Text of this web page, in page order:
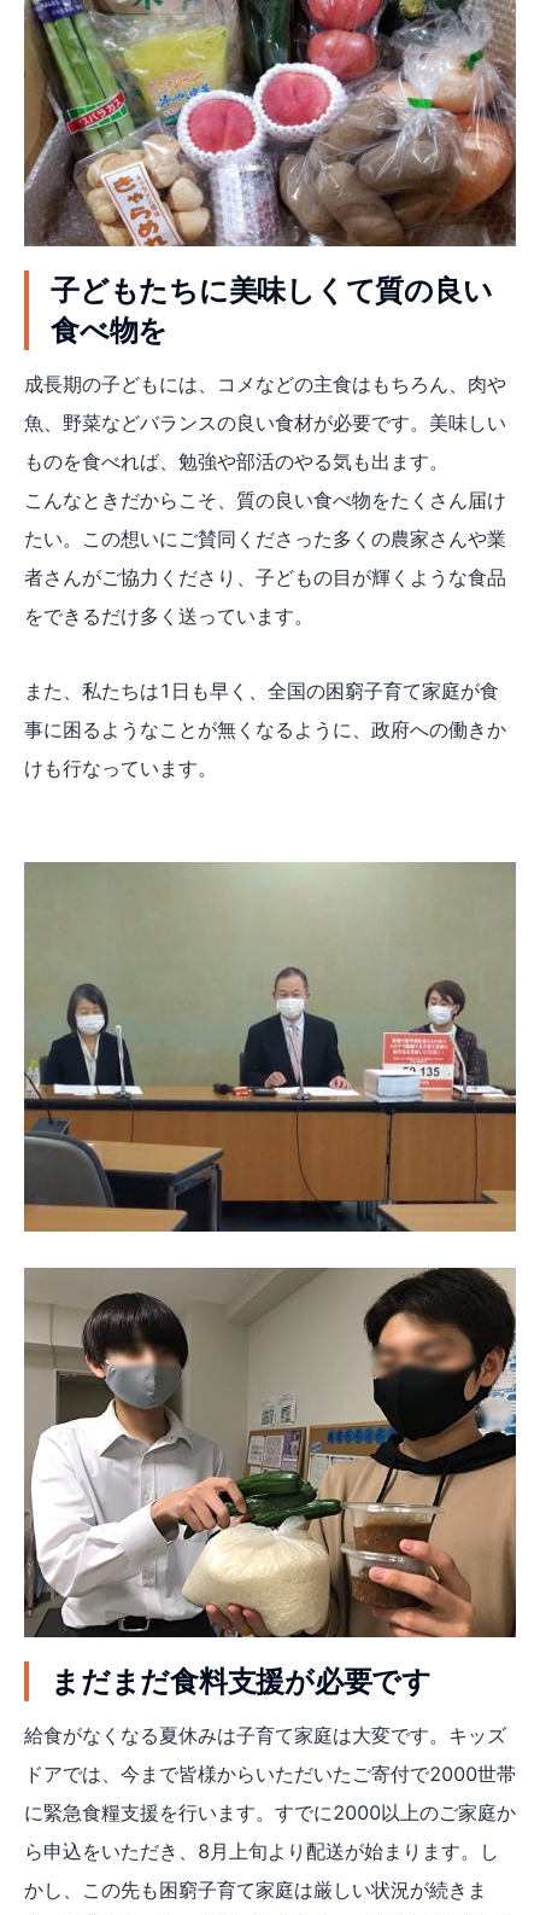
子どもたちに美味しくて質の良い
食べ物を
成長期の子どもには、コメなどの主食はもちろん、肉や
魚、野菜などバランスの良い食材が必要です。美味しい
ものを食べれば、勉強や部活のやる気も出ます。
こんなときだからこそ、質の良い食べ物をたくさん届け
たい。この想いにご賛同くださった多くの農家さんや業
者さんがご協力くださり、子どもの目が輝くような食品
をできるだけ多く送っています。
また、私たちは1日も早く、全国の困窮子育て家庭が食
事に困るようなことが無くなるように、政府への働きか
けも行なっています。
まだまだ食料支援が必要です
給食がなくなる夏休みは子育て家庭は大変です。キッズ
ドアでは、今まで皆様からいただいたご寄付で2000世帯
に緊急食糧支援を行います。すでに2000以上のご家庭か
ら申込をいただき、8月上旬より配送が始まります。し
かし、この先も困窮子育て家庭は厳しい状況が続きま